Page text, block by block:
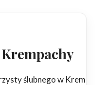
Krempachy
ślubnego w